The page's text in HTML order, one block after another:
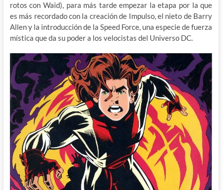
rotos con Waid), para más tarde empezar la etapa por la que
es más recordado con la creación de Impulso, el nieto de Barry
Allen y la introducción de la Speed Force, una especie de fuerza
mística que da su poder a los velocistas del Universo DC.